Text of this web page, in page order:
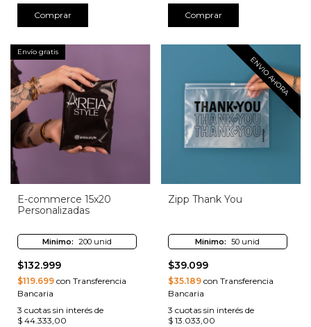
Comprar Comprar
Envío gratis
E-commerce 15x20
Personalizadas
Minimo: 200 unid
$132.999
$119.699 con Transferencia
Bancaria
3 cuotas sin interés de
$ 44.333,00
ENVIO AHORA
Zipp Thank You
Minimo: 50 unid
$39.099
$35.189con Transferencia
Bancaria
3 cuotas sin interés de
$ 13.033,00